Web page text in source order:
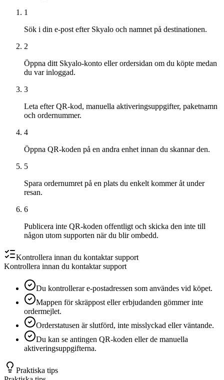
1
Sök i din e-post efter Skyalo och namnet på destinationen.
2
Öppna ditt Skyalo-konto eller ordersidan om du köpte medan
du var inloggad.
3
Leta efter QR-kod, manuella aktiveringsuppgifter, paketnamn
och ordernummer.
4
Öppna QR-koden på en andra enhet innan du skannar den.
5
Spara ordernumret på en plats du enkelt kommer åt under
resan.
6
Publicera inte QR-koden offentligt och skicka den inte till
någon utom supporten när du blir ombedd.
Kontrollera innan du kontaktar support
Kontrollera innan du kontaktar support
Du kontrollerar e-postadressen som användes vid köpet.
Mappen för skräppost eller erbjudanden gömmer inte
ordermejlet.
Orderstatusen är slutförd, inte misslyckad eller väntande.
Du kan se antingen QR-koden eller de manuella
aktiveringsuppgifterna.
Praktiska tips